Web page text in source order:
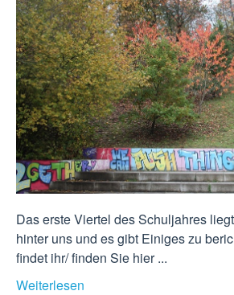
Das erste Viertel des Schuljahres
hinter uns und es gibt Einiges zu
findet ihr/ finden Sie hier ...
Weiterlesen